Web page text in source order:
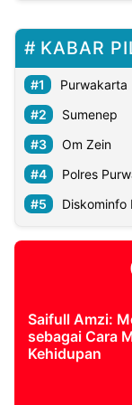
KABAR
Purwakarta
Sumenep
Om Zein
Polres
Diskominfo
Saifull Amzi:
sebagai Cara
Kehidupan